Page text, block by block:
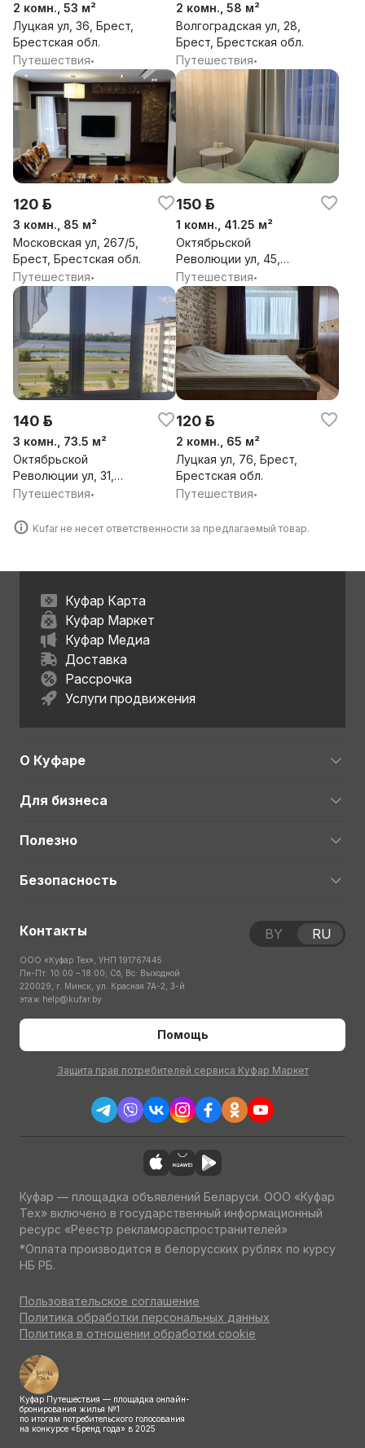
2 комн., 53 м²
Луцкая ул, 36, Брест,
Брестская обл.
Путешествия•
2 комн., 58 м²
Волгоградская ул, 28,
Брест, Брестская обл.
Путешествия•
120 р.
3 комн., 85 м²
Московская ул, 267/5,
Брест, Брестская обл.
Путешествия•
150 р.
1 комн., 41.25 м²
Октябрьской
Революции ул, 45,
Брест, Брестская обл.
Путешествия•
140 р.
3 комн., 73.5 м²
Октябрьской
Революции ул, 31,
Брест, Брестская обл.
Путешествия•
120 р.
2 комн., 65 м²
Луцкая ул, 76, Брест,
Брестская обл.
Путешествия•
Kufar не несет ответственности за предлагаемый товар.
Куфар Карта
Куфар Маркет
Куфар Медиа
Доставка
Рассрочка
Услуги продвижения
О Куфаре
Для бизнеса
Полезно
Безопасность
Контакты
ООО «Куфар Тех», УНП 191767445
Пн-Пт: 10:00 – 18:00; Сб, Вс: Выходной
220029, г. Минск, ул. Красная 7А-2, 3-й
этаж help@kufar.by
Помощь
Защита прав потребителей сервиса Куфар Маркет
BY RU
Куфар — площадка объявлений Беларуси. ООО «Куфар
Тех» включено в государственный информационный
ресурс «Реестр рекламораспространителей»
*Оплата производится в белорусских рублях по курсу
НБ РБ.
Пользовательское соглашение
Политика обработки персональных данных
Политика в отношении обработки cookie
Куфар Путешествия — площадка онлайн-
бронирования жилья №1
по итогам потребительского голосования
на конкурсе «Бренд года» в 2025